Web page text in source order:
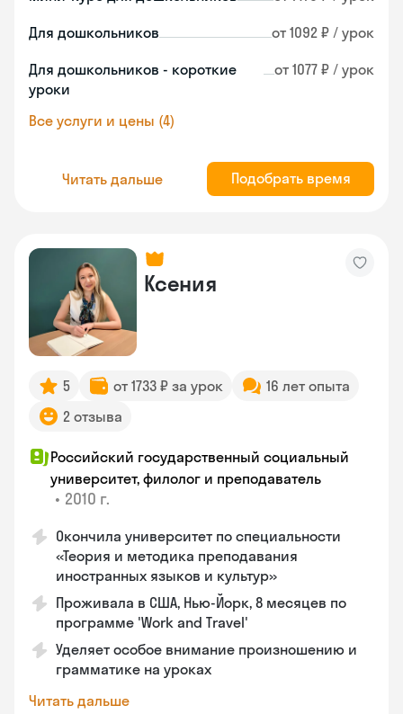
Для дошкольников от 1092 ₽ / урок
Для дошкольников - короткие
уроки
от 1077 ₽ / урок
Все услуги и цены (4)
Читать дальше Подобрать время
Ксения
5 от 1733 ₽ за урок
16 лет опыта
2 отзыва
Российский государственный социальный
университет, филолог и преподаватель
• 2010 г.
Окончила университет по специальности
«Теория и методика преподавания
иностранных языков и культур»
Проживала в США, Нью-Йорк, 8 месяцев по
программе 'Work and Travel'
Уделяет особое внимание произношению и
грамматике на уроках
Читать дальше